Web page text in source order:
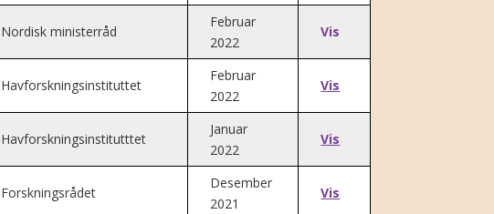
Nordisk ministerråd
Februar
2022
Vis
Havforskningsinstituttet
Februar
2022
Vis
Havforskningsinstitutttet
Januar
2022
Vis
Forskningsrådet
Desember
2021
Vis